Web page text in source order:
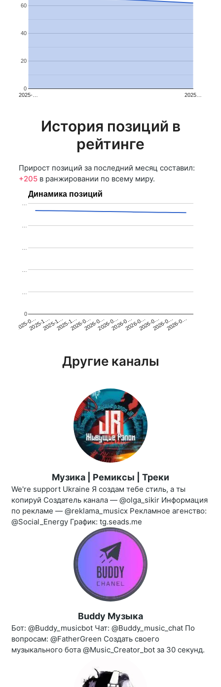
2025-… 2025…
0
20
40
60
История позиций в
рейтинге
Прирост позиций за последний месяц составил:
+205 в ранжировании по всему миру.
Динамика позиций
2025-0…2025-1…2025-1…2025-1…2026-0…2026-0…2026-0…2026-0…2026-0…2026-0…2026-0…2026-0…
0
…
…
Другие каналы
Музика | Ремиксы | Треки
We're support Ukraine Я создам тебе стиль, а ты
копируй Создатель канала — @olga_sikir Информация
по рекламе — @reklama_musicx Рекламное агенство:
@Social_Energy График: tg.seads.me
Buddy Музыка
Бот: @Buddy_musicbot Чат: @Buddy_music_chat По
вопросам: @FatherGreen Создать своего
музыкального бота @Music_Creator_bot за 30 секунд.